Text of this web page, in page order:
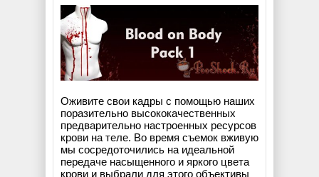
Оживите свои кадры с помощью наших
поразительно высококачественных
предварительно настроенных ресурсов
крови на теле. Во время съемок вживую
мы сосредоточились на идеальной
передаче насыщенного и яркого цвета
крови и выбрали для этого объективы